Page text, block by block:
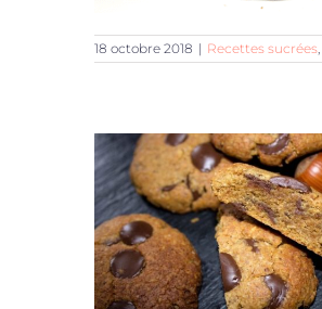
18 octobre 2018 | Recettes sucrées,